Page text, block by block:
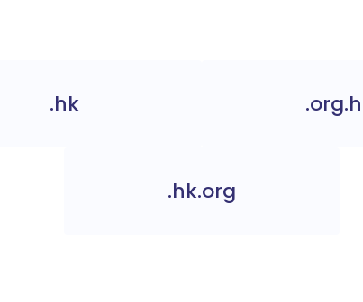
.hk
.hk.org